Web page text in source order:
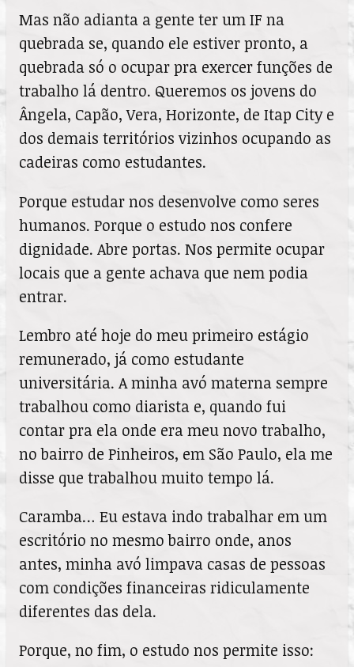
Mas não adianta a gente ter um IF na
quebrada se, quando ele estiver pronto, a
quebrada só o ocupar pra exercer funções de
trabalho lá dentro. Queremos os jovens do
Ângela, Capão, Vera, Horizonte, de Itap City e
dos demais territórios vizinhos ocupando as
cadeiras como estudantes.
Porque estudar nos desenvolve como seres
humanos. Porque o estudo nos confere
dignidade. Abre portas. Nos permite ocupar
locais que a gente achava que nem podia
entrar.
Lembro até hoje do meu primeiro estágio
remunerado, já como estudante
universitária. A minha avó materna sempre
trabalhou como diarista e, quando fui
contar pra ela onde era meu novo trabalho,
no bairro de Pinheiros, em São Paulo, ela me
disse que trabalhou muito tempo lá.
Caramba… Eu estava indo trabalhar em um
escritório no mesmo bairro onde, anos
antes, minha avó limpava casas de pessoas
com condições financeiras ridiculamente
diferentes das dela.
Porque, no fim, o estudo nos permite isso: